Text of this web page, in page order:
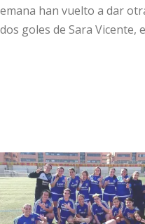
han vuelto a dar
goles de Sara